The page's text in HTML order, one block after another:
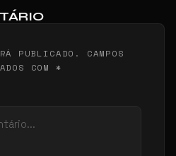
PUBLICADO. CAMPOS
COM *